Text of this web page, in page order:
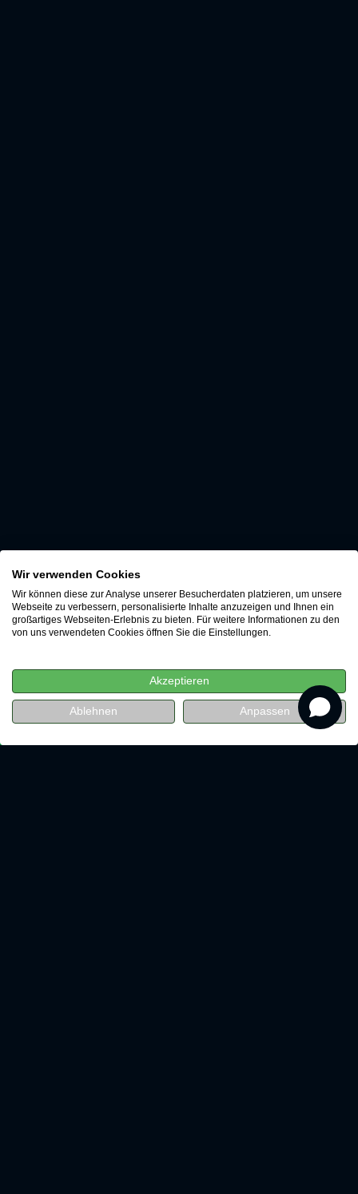
Watch for free now
Wir verwenden Cookies
Wir können diese zur Analyse unserer Besucherdaten platzieren, um unsere
Webseite zu verbessern, personalisierte Inhalte anzuzeigen und Ihnen ein
großartiges Webseiten-Erlebnis zu bieten. Für weitere Informationen zu den
von uns verwendeten Cookies öffnen Sie die Einstellungen.
Akzeptieren
Ablehnen Anpassen